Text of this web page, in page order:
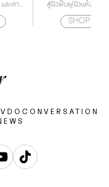
ละคามี
กินไป
สู่ผิวฟื้นฟูผิวแห้งเสีย ใ
Essence
SHOP
VDO CONVERSATION